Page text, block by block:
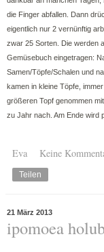
die Finger abfallen. Dann
eigentlich nur 2 vernünftig
zwar 25 Sorten. Die werden
Gemüsebuch eingetragen:
Samen/Töpfe/Schalen und
kamen in kleine Töpfe,
größeren Topf genommen
zu Jahr nach. Am Ende wird
Eva Keine
Teilen
21 März 2013
ipomoea